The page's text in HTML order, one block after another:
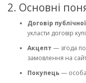
2. Основні
Договір
укласти договір
Акцепт — згода
замовлення на
Покупець —